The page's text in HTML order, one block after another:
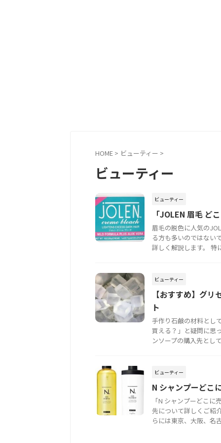
HOME > ビューティー >
ビューティー
ビューティー
「JOLEN 眉毛 ど
眉毛の脱色に人気の
る方も多いのではない
詳しく解説します。 特
ビューティー
【おすすめ】グ
ト
手作り石鹸の材料とし
買える？」と疑問に思
ンソープの購入先とし
ビューティー
N シャンプーどこ
「N シャンプーどこ
先について詳しくご紹
らには東京、大阪、名